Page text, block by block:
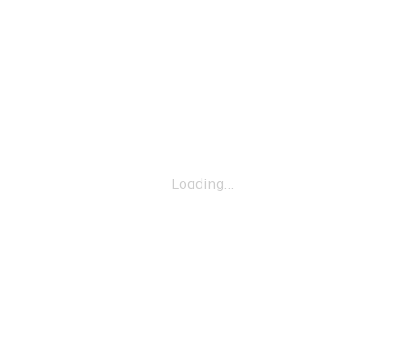
Loading…